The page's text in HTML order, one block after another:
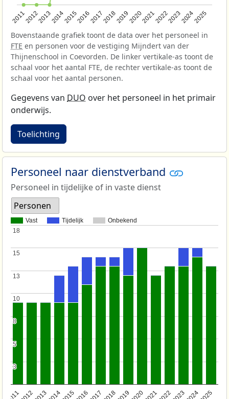
201120122013201420152016201720182019202020212022202320242025
Bovenstaande grafiek toont de data over het personeel in
FTE en personen voor de vestiging Mijndert van der
Thijnenschool in Coevorden. De linker vertikale-as toont de
schaal voor het aantal FTE, de rechter vertikale-as toont de
schaal voor het aantal personen.
Gegevens van DUO over het personeel in het primair
onderwijs.
Toelichting
Personeel naar dienstverband
Personeel in tijdelijke of in vaste dienst
Personen
Vast Tijdelijk Onbekend
3
3
5
5
8
8
10
10
13
13
15
15
18
18